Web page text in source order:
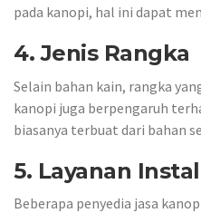
pada kanopi, hal ini dapat
4. Jenis Rangka
Selain bahan kain, rangka
kanopi juga berpengaruh
biasanya terbuat dari bahan
5. Layanan
Beberapa penyedia jasa